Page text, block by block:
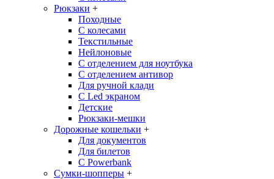
Рюкзаки +
Походные
С колесами
Текстильные
Нейлоновые
С отделением для ноутбука
С отделением антивор
Для ручной клади
С Led экраном
Детские
Рюкзаки-мешки
Дорожные кошельки +
Для документов
Для билетов
С Powerbank
Сумки-шопперы +